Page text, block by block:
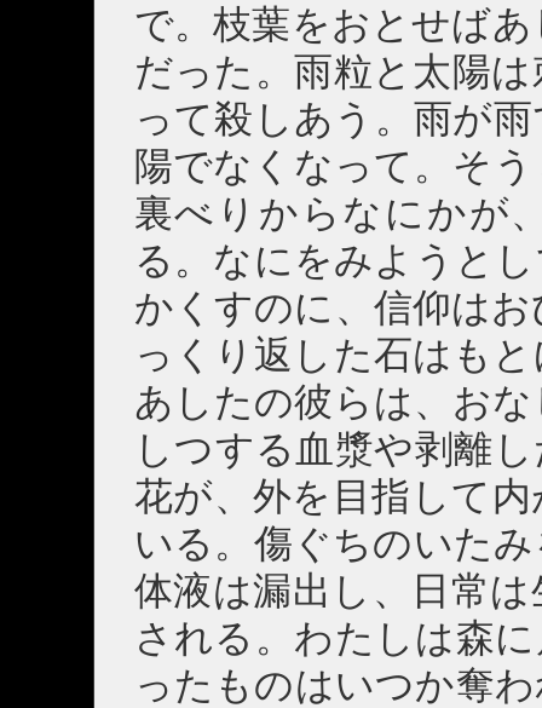
で。枝葉をおとせば
だった。雨粒と太陽
って殺しあう。雨が
陽でなくなって。そ
裏べりからなにかが
る。なにをみようと
かくすのに、信仰は
っくり返した石はも
あしたの彼らは、お
しつする血漿や剥離
花が、外を目指して
いる。傷ぐちのいた
体液は漏出し、日常
される。わたしは森
ったものはいつか奪